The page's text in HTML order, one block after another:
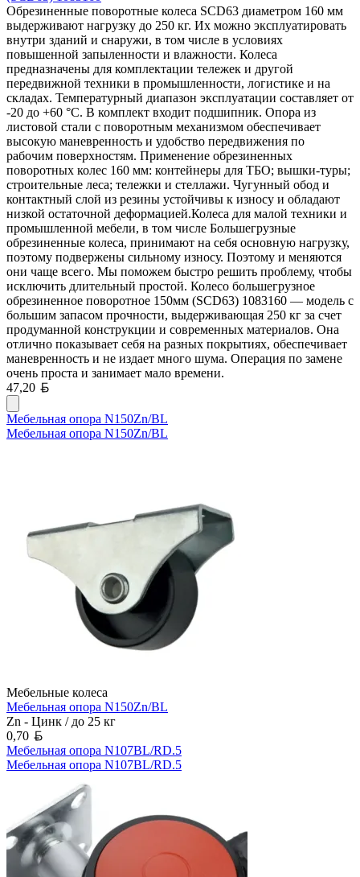
Обрезиненные поворотные колеса SCD63 диаметром 160 мм
выдерживают нагрузку до 250 кг. Их можно эксплуатировать
внутри зданий и снаружи, в том числе в условиях
повышенной запыленности и влажности. Колеса
предназначены для комплектации тележек и другой
передвижной техники в промышленности, логистике и на
складах. Температурный диапазон эксплуатации составляет от
-20 до +60 °С. В комплект входит подшипник. Опора из
листовой стали с поворотным механизмом обеспечивает
высокую маневренность и удобство передвижения по
рабочим поверхностям. Применение обрезиненных
поворотных колес 160 мм: контейнеры для ТБО; вышки-туры;
строительные леса; тележки и стеллажи. Чугунный обод и
контактный слой из резины устойчивы к износу и обладают
низкой остаточной деформацией.Колеса для малой техники и
промышленной мебели, в том числе Большегрузные
обрезиненные колеса, принимают на себя основную нагрузку,
поэтому подвержены сильному износу. Поэтому и меняются
они чаще всего. Мы поможем быстро решить проблему, чтобы
исключить длительный простой. Колесо большегрузное
обрезиненное поворотное 150мм (SCD63) 1083160 — модель с
большим запасом прочности, выдерживающая 250 кг за счет
продуманной конструкции и современных материалов. Она
отлично показывает себя на разных покрытиях, обеспечивает
маневренность и не издает много шума. Операция по замене
очень проста и занимает мало времени.
47,20
Мебельная опора N150Zn/BL
Мебельная опора N150Zn/BL
Мебельные колеса
Мебельная опора N150Zn/BL
Zn - Цинк / до 25 кг
0,70
Мебельная опора N107BL/RD.5
Мебельная опора N107BL/RD.5